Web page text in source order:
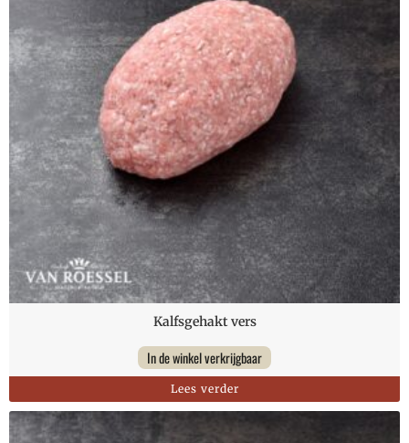
Kalfsgehakt vers
In de winkel verkrijgbaar
Lees verder